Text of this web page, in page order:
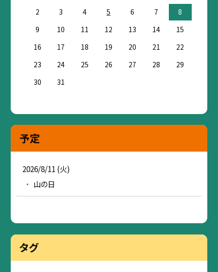
2
3 4 5 6 7
8
9
10 11 12 13 14
15
16
17 18 19 20 21
22
23
24 25 26 27 28
29
30
31
予定
2026/8/11 (火)
山の日
タグ